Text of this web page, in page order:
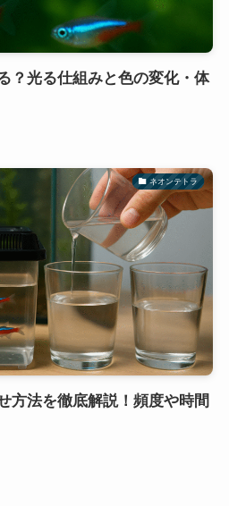
？光る仕組みと色の変化・体
ネオンテトラ
方法を徹底解説！頻度や時間